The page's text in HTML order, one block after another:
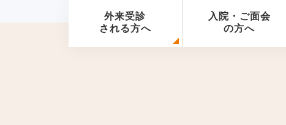
外来受診
される方へ
入院・ご面会
の方へ